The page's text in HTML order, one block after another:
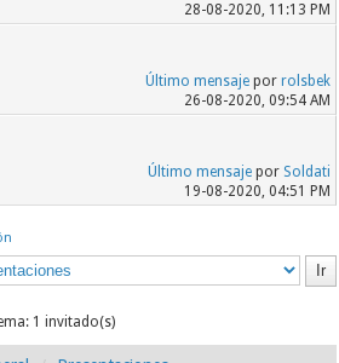
28-08-2020, 11:13 PM
Último mensajepor rolsbek
26-08-2020, 09:54 AM
Último mensajepor Soldati
19-08-2020, 04:51 PM
1 invitado(s)